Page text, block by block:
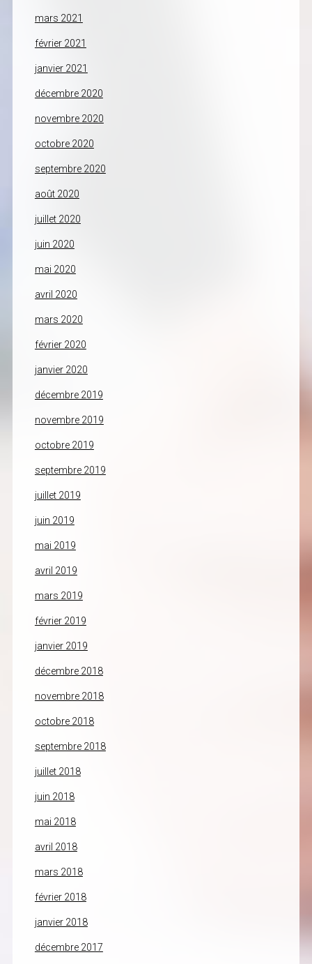
mars 2021
février 2021
janvier 2021
décembre 2020
novembre 2020
octobre 2020
septembre 2020
août 2020
juillet 2020
juin 2020
mai 2020
avril 2020
mars 2020
février 2020
janvier 2020
décembre 2019
novembre 2019
octobre 2019
septembre 2019
juillet 2019
juin 2019
mai 2019
avril 2019
mars 2019
février 2019
janvier 2019
décembre 2018
novembre 2018
octobre 2018
septembre 2018
juillet 2018
juin 2018
mai 2018
avril 2018
mars 2018
février 2018
janvier 2018
décembre 2017